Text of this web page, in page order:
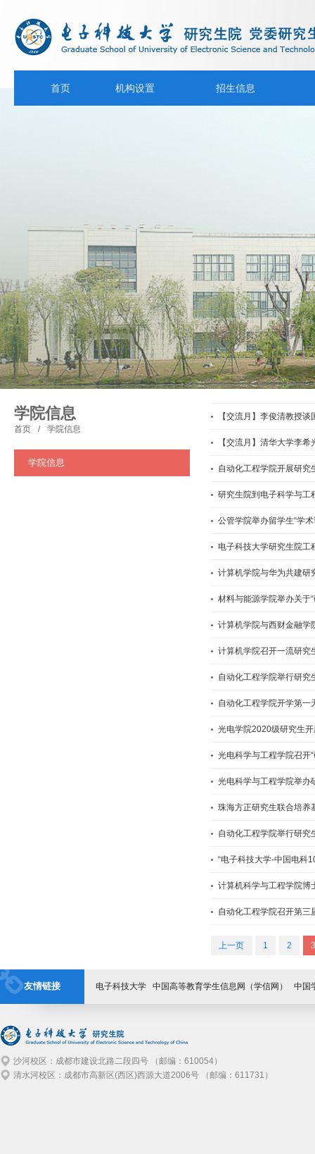
首页 机构设置 招生信息
学院信息
首页 / 学院信息
学院信息
【交流月】李俊清教授
【交流月】清华大学李
自动化工程学院开展研
研究生院到电子科学与工
公管学院举办留学生“学
电子科技大学研究生院工
计算机学院与华为共建研
材料与能源学院举办关于
计算机学院与西财金融学
计算机学院召开一流研究
自动化工程学院举行研究
自动化工程学院开学第一
光电学院2020级研究生
光电科学与工程学院召开
光电科学与工程学院举办
珠海方正研究生联合培养
自动化工程学院举行研究
“电子科技大学-中国电科
计算机科学与工程学院博
自动化工程学院召开第三
上一页 1 2 3
友情链接 电子科技大学 中国高等教育学生信息网（学信网） 中国
沙河校区：成都市建设北路二段四号 （邮编：610054）
清水河校区：成都市高新区(西区)西源大道2006号 （邮编：611731）